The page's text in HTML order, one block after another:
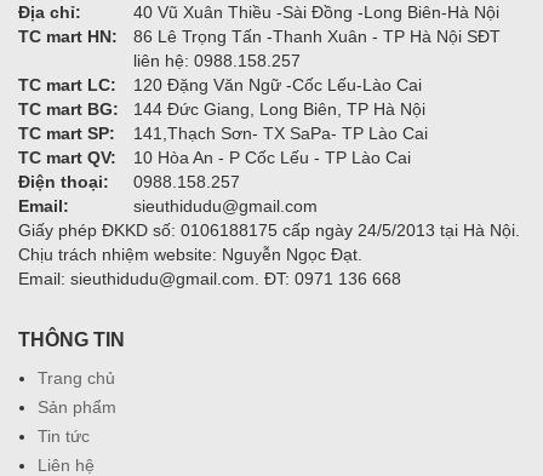
Địa chỉ:
40 Vũ Xuân Thiều -Sài Đồng -Long Biên-Hà Nội
TC mart HN:
86 Lê Trọng Tấn -Thanh Xuân - TP Hà Nội SĐT
liên hệ: 0988.158.257
TC mart LC:
120 Đặng Văn Ngữ -Cốc Lếu-Lào Cai
TC mart BG:
144 Đức Giang, Long Biên, TP Hà Nội
TC mart SP:
141,Thạch Sơn- TX SaPa- TP Lào Cai
TC mart QV:
10 Hòa An - P Cốc Lếu - TP Lào Cai
Điện thoại:
0988.158.257
Email:
sieuthidudu@gmail.com
Giấy phép ĐKKD số: 0106188175 cấp ngày 24/5/2013 tại Hà Nội.
Chịu trách nhiệm website: Nguyễn Ngọc Đạt.
Email: sieuthidudu@gmail.com. ĐT: 0971 136 668
THÔNG TIN
Trang chủ
Sản phẩm
Tin tức
Liên hệ